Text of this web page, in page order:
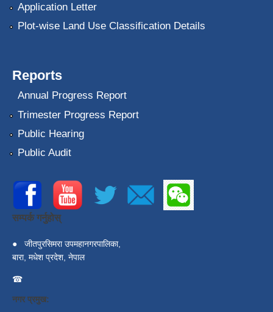
Application Letter
Plot-wise Land Use Classification Details
Reports
Annual Progress Report
Trimester Progress Report
Public Hearing
Public Audit
सम्पर्क गर्नुहोस्
●
जीतपुरसिमरा उपमहानगरपालिका,
बारा, मधेश प्रदेश, नेपाल
☎
नगर प्रमुख: